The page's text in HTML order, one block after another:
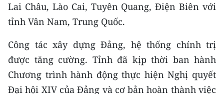
ENGLISH
中文
FRANÇAIS
РУССКИЙ
Lai Châu, Lào Cai, Tuyên Quang, Điện Biên với
tỉnh Vân Nam, Trung Quốc.
Công tác xây dựng Đảng, hệ thống chính trị
được tăng cường. Tỉnh đã kịp thời ban hành
Chương trình hành động thực hiện Nghị quyết
Đại hội XIV của Đảng và cơ bản hoàn thành việc